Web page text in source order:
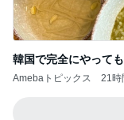
韓国で完全にやって
Amebaトピックス 21時